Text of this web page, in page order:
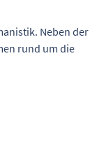
Neben der
rund um die